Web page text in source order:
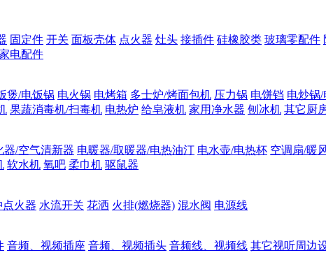
固定件 开关 面板壳体 点火器 灶头 接插件 硅橡胶类 玻璃零配件
电配件
煲/电饭锅 电火锅 电烤箱 多士炉/烤面包机 压力锅 电饼铛 电炒锅
果蔬消毒机/扫毒机 电热炉 给皂液机 家用净水器 刨冰机 其它厨
器/空气清新器 电暖器/取暖器/电热油汀 电水壶/电热杯 空调扇/暖
软水机 氧吧 柔巾机 驱鼠器
点火器 水流开关 花洒 火排(燃烧器) 混水阀 电源线
音频、视频插座 音频、视频插头 音频线、视频线 其它视听周边